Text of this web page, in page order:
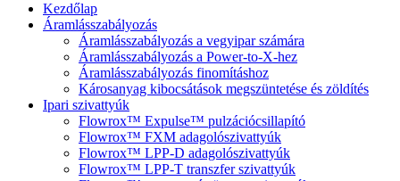
Kezdőlap
Áramlásszabályozás
Áramlásszabályozás a vegyipar számára
Áramlásszabályozás a Power-to-X-hez
Áramlásszabályozás finomításhoz
Károsanyag kibocsátások megszüntetése és zöldítés
Ipari szivattyúk
Flowrox™ Expulse™ pulzációcsillapító
Flowrox™ FXM adagolószivattyúk
Flowrox™ LPP-D adagolószivattyúk
Flowrox™ LPP-T transzfer szivattyúk